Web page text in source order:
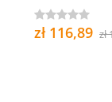
zł 116,89 zł